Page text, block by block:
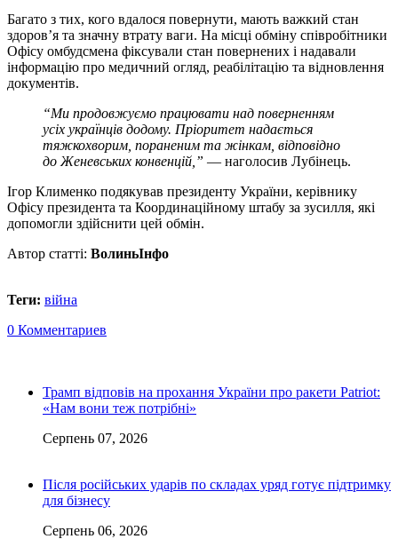
Багато з тих, кого вдалося повернути, мають важкий стан
здоров’я та значну втрату ваги. На місці обміну співробітники
Офісу омбудсмена фіксували стан повернених і надавали
інформацію про медичний огляд, реабілітацію та відновлення
документів.
“Ми продовжуємо працювати над поверненням
усіх українців додому. Пріоритет надається
тяжкохворим, пораненим та жінкам, відповідно
до Женевських конвенцій,” — наголосив Лубінець.
Ігор Клименко подякував президенту України, керівнику
Офісу президента та Координаційному штабу за зусилля, які
допомогли здійснити цей обмін.
Автор статті: ВолиньІнфо
Теги: війна
0 Комментариев
Трамп відповів на прохання України про ракети Patriot:
«Нам вони теж потрібні»
Серпень 07, 2026
Після російських ударів по складах уряд готує підтримку
для бізнесу
Серпень 06, 2026